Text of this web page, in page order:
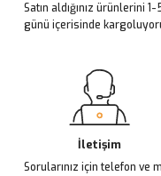
Satın aldığınız ürünlerini 1-
günü içerisinde
İletişim
Sorularınız için telefon ve